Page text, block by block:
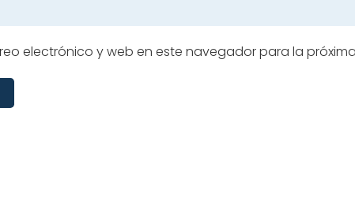
electrónico y web en este navegador para la